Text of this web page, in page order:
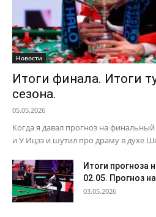
Новости
Итоги финала. Итоги
сезона.
05.05.2026
Когда я давал прогноз на
и У Ицзэ и шутил про драму в духе
Итоги прогноза
02.05. Прогноз
03.05.2026